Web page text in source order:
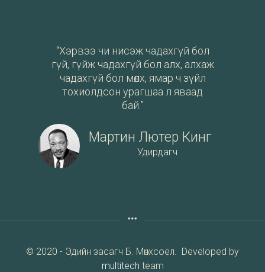
“Хэрвээ чи нисэж чадахгүй бол
гүй, гүйж чадахгүй бол алх, алхаж
чадахгүй бол мөлх, ямар ч зүйл
тохиолдсон урагшаа л яваад
бай.”
Мартин Лютер Кинг
Удирдагч
© 2020 - Эдийн засагч Б. Мөнхсоёл. Developed by
multitech team